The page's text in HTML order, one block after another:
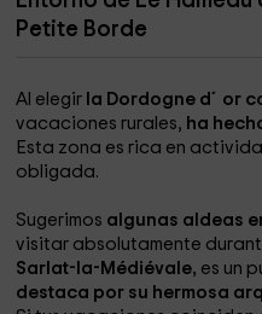
Petite Borde
Al elegir la Dordogne d´or
vacaciones rurales, ha
Esta zona es rica en
obligada.
Sugerimos algunas aldeas
visitar absolutamente
Sarlat-la-Médiévale, es un
destaca por su hermosa